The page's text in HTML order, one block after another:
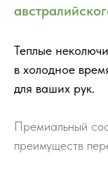
Теплые
в холодное
для ваших рук.
Премиальный
преимуществ